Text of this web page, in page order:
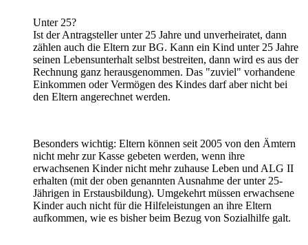
Unter 25?
Ist der Antragsteller unter 25 Jahre und unverheiratet, dann
zählen auch die Eltern zur BG. Kann ein Kind unter 25 Jahre
seinen Lebensunterhalt selbst bestreiten, dann wird es aus der
Rechnung ganz herausgenommen. Das "zuviel" vorhandene
Einkommen oder Vermögen des Kindes darf aber nicht bei
den Eltern angerechnet werden.
Besonders wichtig: Eltern können seit 2005 von den Ämtern
nicht mehr zur Kasse gebeten werden, wenn ihre
erwachsenen Kinder nicht mehr zuhause Leben und ALG II
erhalten (mit der oben genannten Ausnahme der unter 25-
Jährigen in Erstausbildung). Umgekehrt müssen erwachsene
Kinder auch nicht für die Hilfeleistungen an ihre Eltern
aufkommen, wie es bisher beim Bezug von Sozialhilfe galt.